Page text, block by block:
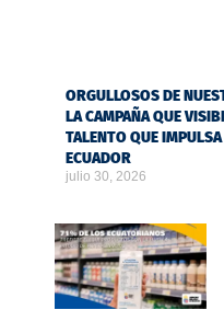
ORGULLOSOS DE
LA CAMPAÑA QUE
TALENTO QUE
ECUADOR
julio 30, 2026